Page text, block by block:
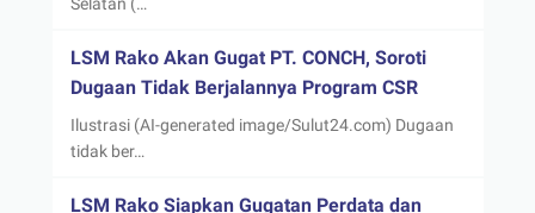
LSM Rako Akan Gugat PT. CONCH, Soroti
Dugaan Tidak Berjalannya Program CSR
Ilustrasi (AI-generated image/Sulut24.com) Dugaan
tidak ber…
LSM Rako Siapkan Gugatan Perdata dan